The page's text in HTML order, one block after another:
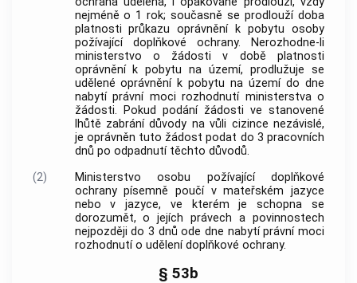
nejméně o 1 rok; současně se prodlouží doba
platnosti průkazu oprávnění k pobytu osoby
požívající doplňkové ochrany. Nerozhodne-li
ministerstvo o žádosti v době platnosti
oprávnění k pobytu na území, prodlužuje se
udělené oprávnění k pobytu na území do dne
nabytí právní moci rozhodnutí ministerstva o
žádosti. Pokud podání žádosti ve stanovené
lhůtě zabrání důvody na vůli cizince nezávislé,
je oprávněn tuto žádost podat do 3 pracovních
dnů po odpadnutí těchto důvodů.
(2)
Ministerstvo osobu požívající doplňkové
ochrany písemně poučí v mateřském jazyce
nebo v jazyce, ve kterém je schopna se
dorozumět, o jejích právech a povinnostech
nejpozději do 3 dnů ode dne nabytí právní moci
rozhodnutí o udělení doplňkové ochrany.
§ 53b